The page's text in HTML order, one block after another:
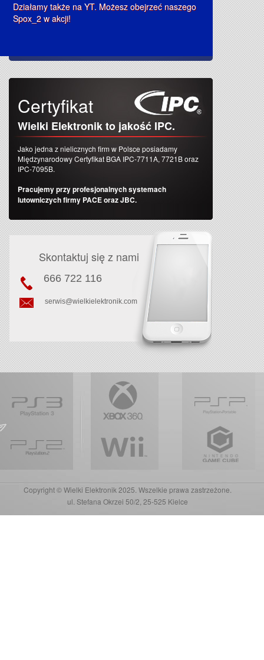
Działamy także na YT. Możesz obejrzeć naszego
Spox_2 w akcji!
Certyfikat
Wielki Elektronik to jakość IPC.
Jako jedna z nielicznych firm w Polsce posiadamy
Międzynarodowy Certyfikat BGA IPC-7711A, 7721B oraz
IPC-7095B.
Pracujemy przy profesjonalnych systemach
lutowniczych firmy PACE oraz JBC.
Skontaktuj się z nami
666 722 116
serwis@wielkielektronik.com
Copyright © Wielki Elektronik 2025. Wszelkie prawa zastrzeżone.
ul. Stefana Okrzei 50/2, 25-525 Kielce